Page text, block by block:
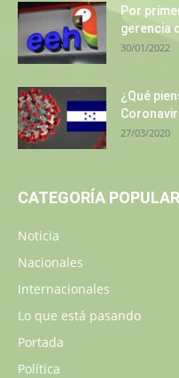
Por
gerencia
30/01/2022
¿Qué
27/03/2020
CATEGORÍA POPULAR
Noticia
Nacionales
Internacionales
Lo que está pasando
Portada
Política